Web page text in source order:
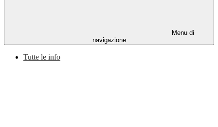
Menu di
navigazione
Tutte le info